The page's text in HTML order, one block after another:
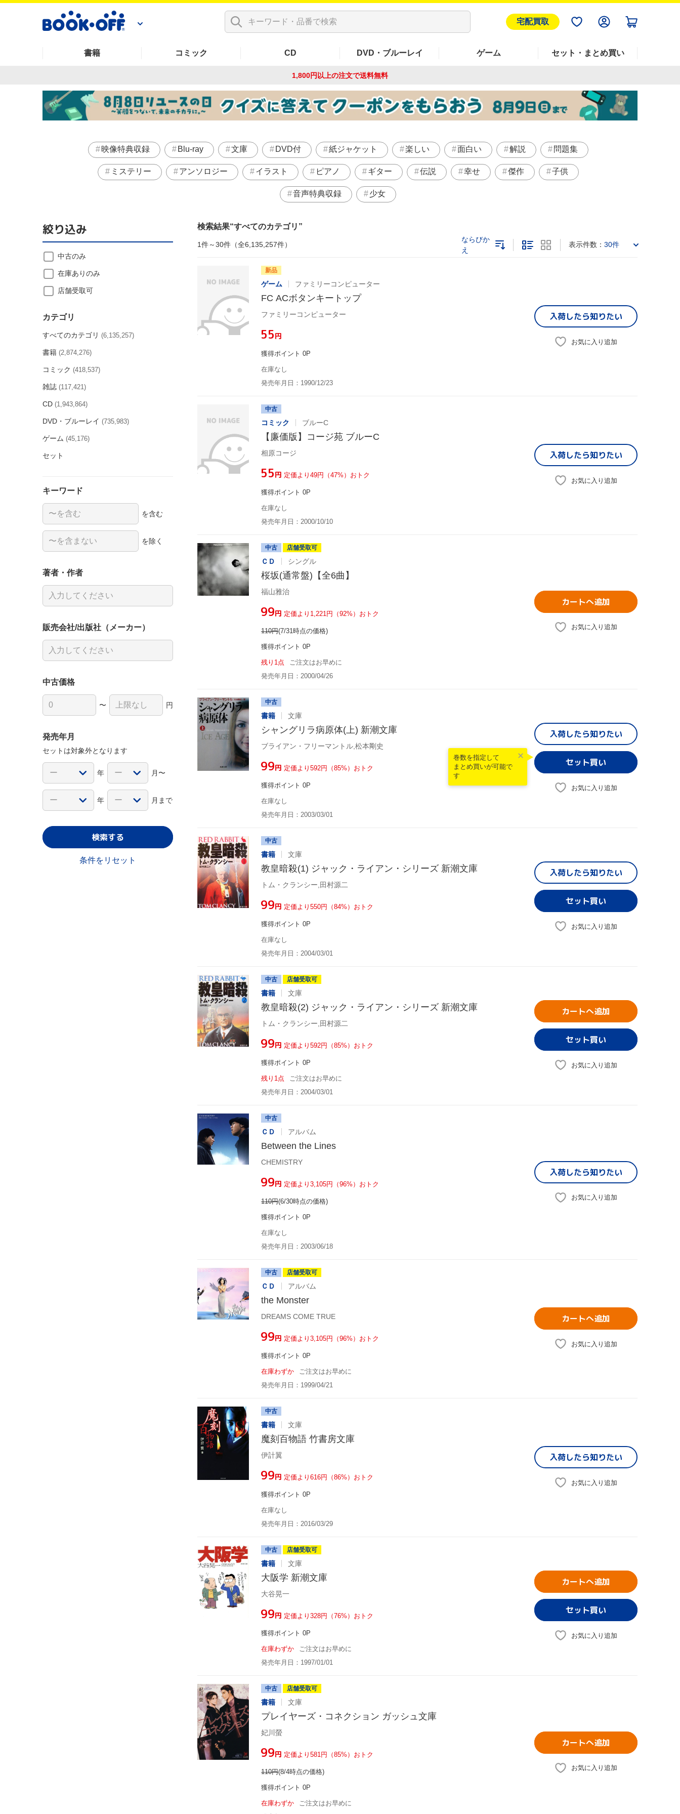
宅配買取
書籍 コミック CD DVD・ブルーレイ ゲーム セット・まとめ買い
1,800円以上の注文で送料無料
映像特典収録 Blu-ray 文庫 DVD付 紙ジャケット 楽しい 面白い 解説 問題集
ミステリー アンソロジー イラスト ピアノ ギター 伝説 幸せ 傑作 子供
音声特典収録 少女
検索結果 すべてのカテゴリ
1件～30件（全6,135,257件）
ならびか
え
表示件数： 30件
新品
ゲーム ファミリーコンピューター
FC ACボタンキートップ
ファミリーコンピューター
¥55円
獲得ポイント 0P
在庫なし
発売年月日：1990/12/23
入荷したら知りたい
お気に入り追加
中古
コミック ブルーC
【廉価版】コージ苑 ブルーC
相原コージ
¥55円 定価より49円（47%）おトク
獲得ポイント 0P
在庫なし
発売年月日：2000/10/10
入荷したら知りたい
お気に入り追加
中古 店舗受取可
ＣＤ シングル
桜坂(通常盤)【全6曲】
福山雅治
¥99円 定価より1,221円（92%）おトク
110円(7/31時点の価格)
獲得ポイント 0P
残り1点
ご注文はお早めに
発売年月日：2000/04/26
カートへ追加
お気に入り追加
中古
書籍 文庫
シャングリラ病原体(上) 新潮文庫
ブライアン・フリーマントル,松本剛史
¥99円 定価より592円（85%）おトク
獲得ポイント 0P
在庫なし
発売年月日：2003/03/01
入荷したら知りたい
巻数を指定して
まとめ買いが可能で
す
お気に入り追加
中古
書籍 文庫
教皇暗殺(1) ジャック・ライアン・シリーズ 新潮文庫
トム・クランシー,田村源二
¥99円 定価より550円（84%）おトク
獲得ポイント 0P
在庫なし
発売年月日：2004/03/01
入荷したら知りたい
お気に入り追加
中古 店舗受取可
書籍 文庫
教皇暗殺(2) ジャック・ライアン・シリーズ 新潮文庫
トム・クランシー,田村源二
¥99円 定価より592円（85%）おトク
獲得ポイント 0P
残り1点
ご注文はお早めに
発売年月日：2004/03/01
カートへ追加
お気に入り追加
中古
ＣＤ アルバム
Between the Lines
CHEMISTRY
¥99円 定価より3,105円（96%）おトク
110円(6/30時点の価格)
獲得ポイント 0P
在庫なし
発売年月日：2003/06/18
入荷したら知りたい
お気に入り追加
中古 店舗受取可
ＣＤ アルバム
the Monster
DREAMS COME TRUE
¥99円 定価より3,105円（96%）おトク
獲得ポイント 0P
在庫わずか
ご注文はお早めに
発売年月日：1999/04/21
カートへ追加
お気に入り追加
中古
書籍 文庫
魔刻百物語 竹書房文庫
伊計翼
¥99円 定価より616円（86%）おトク
獲得ポイント 0P
在庫なし
発売年月日：2016/03/29
入荷したら知りたい
お気に入り追加
中古 店舗受取可
書籍 文庫
大阪学 新潮文庫
大谷晃一
¥99円 定価より328円（76%）おトク
獲得ポイント 0P
在庫わずか
ご注文はお早めに
発売年月日：1997/01/01
カートへ追加
お気に入り追加
中古 店舗受取可
書籍 文庫
プレイヤーズ・コネクション ガッシュ文庫
妃川螢
¥99円 定価より581円（85%）おトク
110円(8/4時点の価格)
獲得ポイント 0P
在庫わずか
ご注文はお早めに
カートへ追加
お気に入り追加
絞り込み
中古のみ
在庫ありのみ
店舗受取可
カテゴリ
すべてのカテゴリ (6,135,257)
書籍 (2,874,276)
コミック (418,537)
雑誌 (117,421)
CD (1,943,864)
DVD・ブルーレイ (735,983)
ゲーム (45,176)
セット
キーワード
を含む
を除く
著者・作者
販売会社/出版社（メーカー）
中古価格
〜 円
発売年月
セットは対象外となります
年 月〜
年 月まで
検索する
条件をリセット